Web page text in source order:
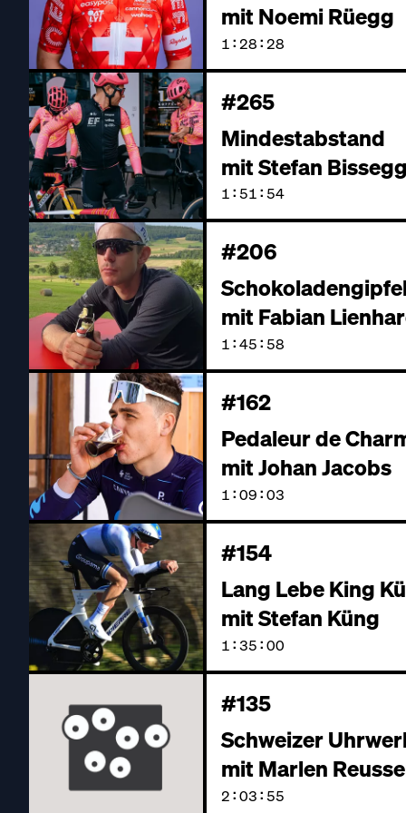
mit Noemi Rüegg
1:28:28
#265
Mindestabstand
mit Stefan
1:51:54
#206
mit Fabian
1:45:58
#162
Pedaleur de
mit Johan Jacobs
1:09:03
#154
Lang Lebe King
mit Stefan Küng
1:35:00
#135
Schweizer
mit Marlen
2:03:55